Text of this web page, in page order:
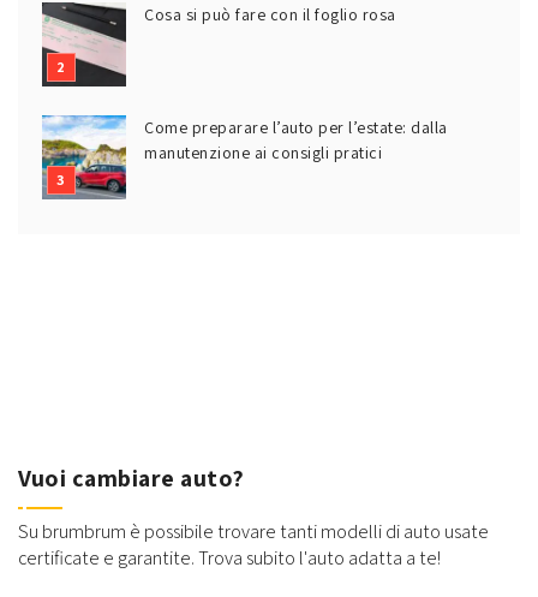
Cosa si può fare con il foglio rosa
Come preparare l’auto per l’estate: dalla
manutenzione ai consigli pratici
Vuoi cambiare auto?
Su brumbrum è possibile trovare tanti modelli di auto usate
certificate e garantite. Trova subito l'auto adatta a te!